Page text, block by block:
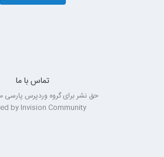
تماس با ما
حق نشر برای گروه وردپرس
by Invision Community